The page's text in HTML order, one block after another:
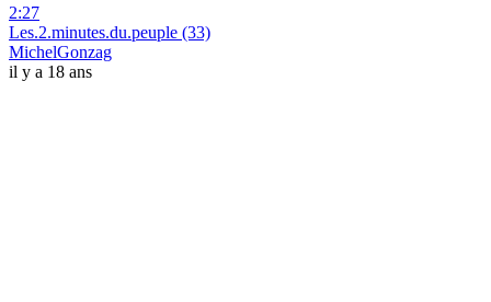
2:27
Les.2.minutes.du.peuple (33)
MichelGonzag
il y a 18 ans